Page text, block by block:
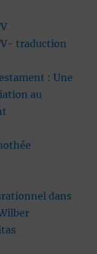
traduction
: Une
au
dans